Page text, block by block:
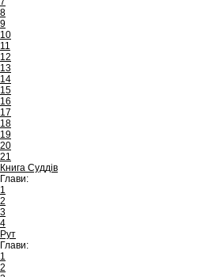
8
9
10
11
12
13
14
15
16
17
18
19
20
21
Книга Суддів
Глави:
1
2
3
4
Рут
Глави:
1
2